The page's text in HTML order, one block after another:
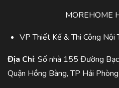
MOREHOME
VP Thiết Kế & Thi Công Nội
Địa Chỉ: Số nhà 155 Đường
Quận Hồng Bàng, TP Hải Phòng